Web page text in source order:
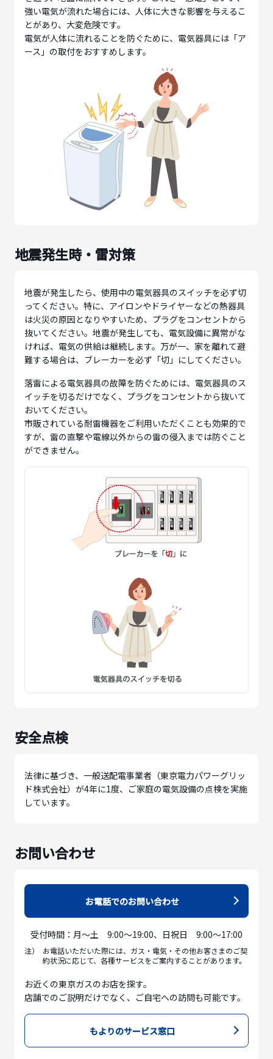
強い電気が流れた場合には、人体に大きな影響を与えるこ
とがあり、大変危険です。
電気が人体に流れることを防ぐために、電気器具には「ア
ース」の取付をおすすめします。
地震発生時・雷対策
地震が発生したら、使用中の電気器具のスイッチを必ず切
ってください。特に、アイロンやドライヤーなどの熱器具
は火災の原因となりやすいため、プラグをコンセントから
抜いてください。地震が発生しても、電気設備に異常がな
ければ、電気の供給は継続します。万が一、家を離れて避
難する場合は、ブレーカーを必ず「切」にしてください。
落雷による電気器具の故障を防ぐためには、電気器具のス
イッチを切るだけでなく、プラグをコンセントから抜いて
おいてください。
市販されている耐雷機器をご利用いただくことも効果的で
すが、雷の直撃や電線以外からの雷の侵入までは防ぐこと
ができません。
安全点検
法律に基づき、一般送配電事業者（東京電力パワーグリッ
ド株式会社）が4年に1度、ご家庭の電気設備の点検を実施
しています。
お問い合わせ
お電話でのお問い合わせ
受付時間：月～土 9:00～19:00、日祝日 9:00～17:00
注）
お電話いただいた際には、ガス・電気・その他お客さまのご契
約状況に応じて、各種サービスをご案内することがあります。
お近くの東京ガスのお店を探す。
店舗でのご説明だけでなく、ご自宅への訪問も可能です。
もよりのサービス窓口